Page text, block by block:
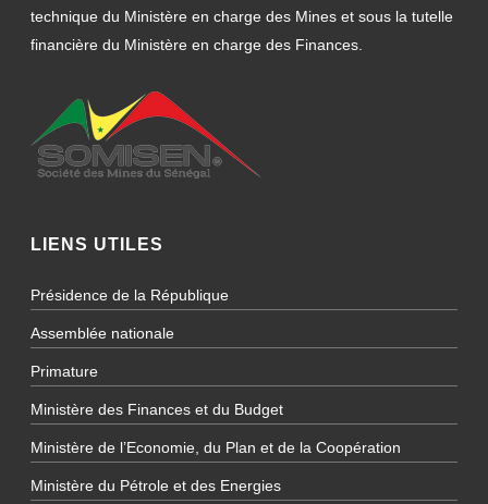
technique du Ministère en charge des Mines et sous la tutelle
financière du Ministère en charge des Finances.
LIENS UTILES
Présidence de la République
Assemblée nationale
Primature
Ministère des Finances et du Budget
Ministère de l’Economie, du Plan et de la Coopération
Ministère du Pétrole et des Energies